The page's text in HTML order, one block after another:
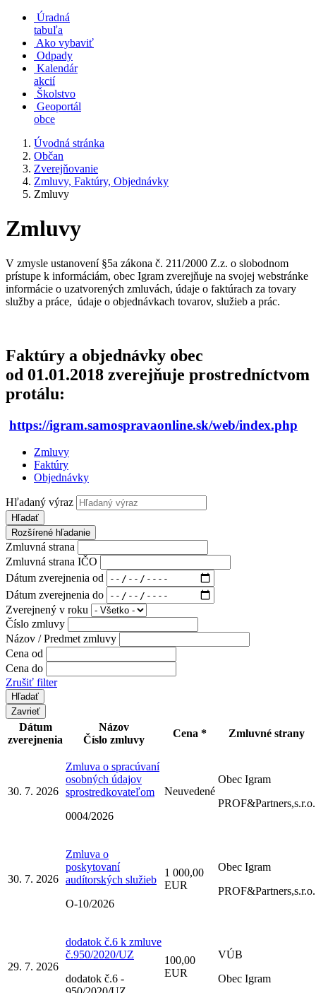
Úradná
tabuľa
Ako vybaviť
Odpady
Kalendár
akcií
Školstvo
Geoportál
obce
Úvodná stránka
Občan
Zverejňovanie
Zmluvy, Faktúry, Objednávky
Zmluvy
Zmluvy
V zmysle ustanovení §5a zákona č. 211/2000 Z.z. o slobodnom
prístupe k informáciám, obec Igram zverejňuje na svojej webstránke
informácie o uzatvorených zmluvách, údaje o faktúrach za tovary
služby a práce, údaje o objednávkach tovarov, služieb a prác.
Faktúry a objednávky obec
od 01.01.2018 zverejňuje prostredníctvom
protálu:
https://igram.samospravaonline.sk/web/index.php
Zmluvy
Faktúry
Objednávky
Hľadaný výraz
Hľadať
Rozšírené hľadanie
Zmluvná strana
Zmluvná strana IČO
Dátum zverejnenia od
Dátum zverejnenia do
Zverejnený v roku
Číslo zmluvy
Názov / Predmet zmluvy
Cena od
Cena do
Zrušiť filter
Zavrieť
Dátum
zverejnenia
Názov
Číslo zmluvy
Cena * Zmluvné strany
30. 7. 2026
Zmluva o spracúvaní
osobných údajov
sprostredkovateľom
0004/2026
Neuvedené
Obec Igram
PROF&Partners,s.r.o.
30. 7. 2026
Zmluva o
poskytovaní
audítorských služieb
O-10/2026
1 000,00
EUR
Obec Igram
PROF&Partners,s.r.o.
29. 7. 2026
dodatok č.6 k zmluve
č.950/2020/UZ
dodatok č.6 -
100,00
EUR
VÚB
Obec Igram